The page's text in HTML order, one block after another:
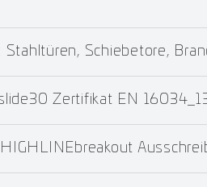
Stahltüren, Schiebetore,
Zertifikat EN